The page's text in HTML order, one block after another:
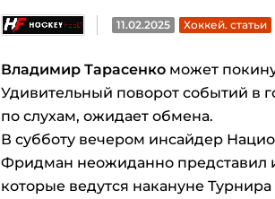
11.02.2025 Хоккей. статьи
Владимир Тарасенко может
Удивительный поворот событий в
по слухам, ожидает обмена.
В субботу вечером инсайдер
Фридман неожиданно представил
которые ведутся накануне